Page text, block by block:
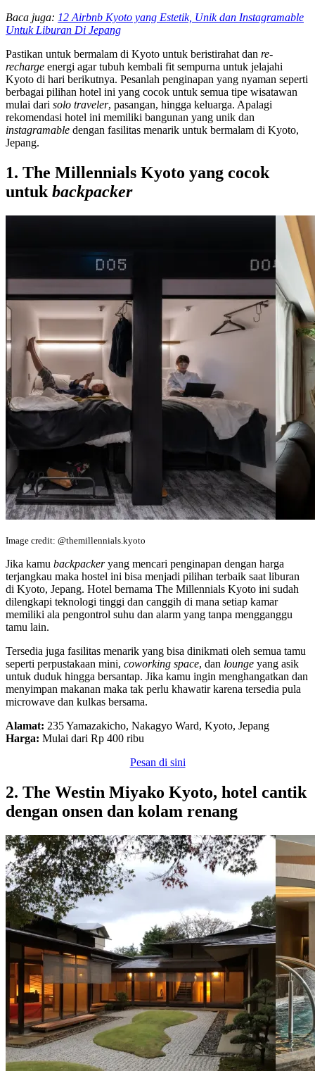
Baca juga: 12 Airbnb Kyoto yang Estetik, Unik dan Instagramable
Untuk Liburan Di Jepang
Pastikan untuk bermalam di Kyoto untuk beristirahat dan re-
recharge energi agar tubuh kembali fit sempurna untuk jelajahi
Kyoto di hari berikutnya. Pesanlah penginapan yang nyaman seperti
berbagai pilihan hotel ini yang cocok untuk semua tipe wisatawan
mulai dari solo traveler, pasangan, hingga keluarga. Apalagi
rekomendasi hotel ini memiliki bangunan yang unik dan
instagramable dengan fasilitas menarik untuk bermalam di Kyoto,
Jepang.
1. The Millennials Kyoto yang cocok
untuk backpacker
Image credit: @themillennials.kyoto
Jika kamu backpackeryang mencari penginapan dengan harga
terjangkau maka hostel ini bisa menjadi pilihan terbaik saat liburan
di Kyoto, Jepang. Hotel bernama The Millennials Kyoto ini sudah
dilengkapi teknologi tinggi dan canggih di mana setiap kamar
memiliki ala pengontrol suhu dan alarm yang tanpa mengganggu
tamu lain.
Tersedia juga fasilitas menarik yang bisa dinikmati oleh semua tamu
seperti perpustakaan mini, coworking space, dan lounge yang asik
untuk duduk hingga bersantap. Jika kamu ingin menghangatkan dan
menyimpan makanan maka tak perlu khawatir karena tersedia pula
microwave dan kulkas bersama.
Alamat: 235 Yamazakicho, Nakagyo Ward, Kyoto, Jepang
Harga: Mulai dari Rp 400 ribu
Pesan di sini
2. The Westin Miyako Kyoto, hotel cantik
dengan onsen dan kolam renang